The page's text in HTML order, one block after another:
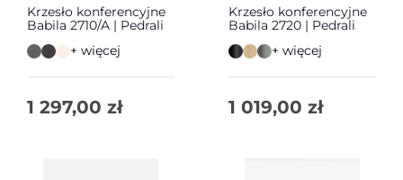
Krzesło konferencyjne
Babila 2710/A | Pedrali
+ więcej
1 297,00 zł
Krzesło konferencyjne
Babila 2720 | Pedrali
+ więcej
1 019,00 zł